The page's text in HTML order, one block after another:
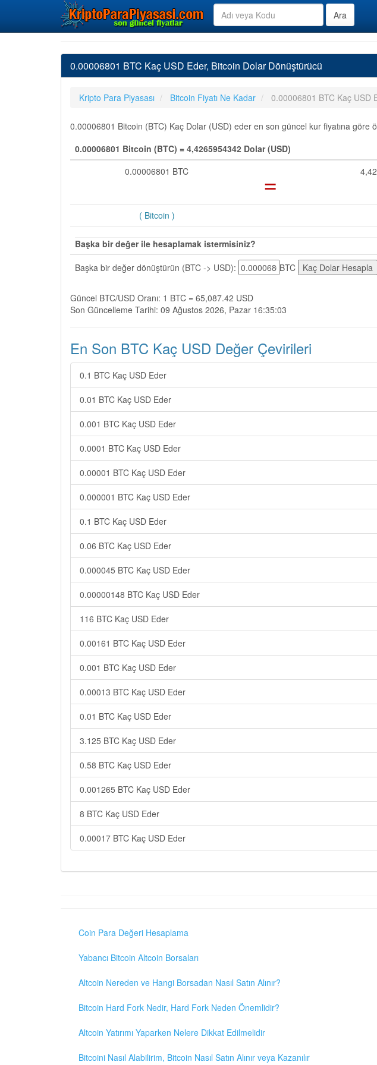
0.00006801 BTC Kaç USD Eder, Bitcoin Dolar Dönüştürücü
Kripto Para Piyasası Bitcoin Fiyatı Ne Kadar 0.00006801 BTC Kaç USD
0.00006801 Bitcoin (BTC) Kaç Dolar (USD) eder en son güncel kur fiyatına göre
0.00006801 Bitcoin (BTC) = 4,4265954342 Dolar (USD)
0.00006801 BTC
=
( Bitcoin )
Başka bir değer ile hesaplamak istermisiniz?
Başka bir değer dönüştürün (BTC -> USD):
BTC
Güncel BTC/USD Oranı: 1 BTC = 65,087.42 USD
Son Güncelleme Tarihi: 09 Ağustos 2026, Pazar 16:35:03
En Son BTC Kaç USD Değer Çevirileri
0.1 BTC Kaç USD Eder
0.01 BTC Kaç USD Eder
0.001 BTC Kaç USD Eder
0.0001 BTC Kaç USD Eder
0.00001 BTC Kaç USD Eder
0.000001 BTC Kaç USD Eder
0.1 BTC Kaç USD Eder
0.06 BTC Kaç USD Eder
0.000045 BTC Kaç USD Eder
0.00000148 BTC Kaç USD Eder
116 BTC Kaç USD Eder
0.00161 BTC Kaç USD Eder
0.001 BTC Kaç USD Eder
0.00013 BTC Kaç USD Eder
0.01 BTC Kaç USD Eder
3.125 BTC Kaç USD Eder
0.58 BTC Kaç USD Eder
0.001265 BTC Kaç USD Eder
8 BTC Kaç USD Eder
0.00017 BTC Kaç USD Eder
Coin Para Değeri Hesaplama
Yabancı Bitcoin Altcoin Borsaları
Altcoin Nereden ve Hangi Borsadan Nasıl Satın Alınır?
Bitcoin Hard Fork Nedir, Hard Fork Neden Önemlidir?
Altcoin Yatırımı Yaparken Nelere Dikkat Edilmelidir
Bitcoini Nasıl Alabilirim, Bitcoin Nasıl Satın Alınır veya Kazanılır